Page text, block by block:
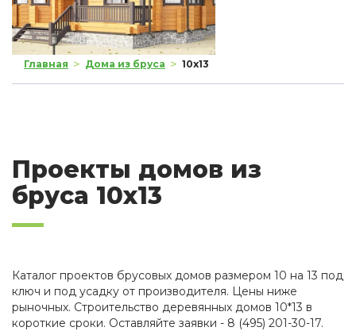
Главная > Дома из бруса > 10x13
Проекты домов из
бруса 10х13
Каталог проектов брусовых домов размером 10 на 13 под
ключ и под усадку от производителя. Цены ниже
рыночных. Строительство деревянных домов 10*13 в
короткие сроки. Оставляйте заявки - 8 (495) 201-30-17.